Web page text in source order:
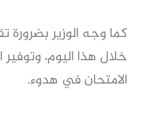
كما وجه الوزير بضرورة
خلال هذا اليوم، وتوفير
الامتحان في هدوء.